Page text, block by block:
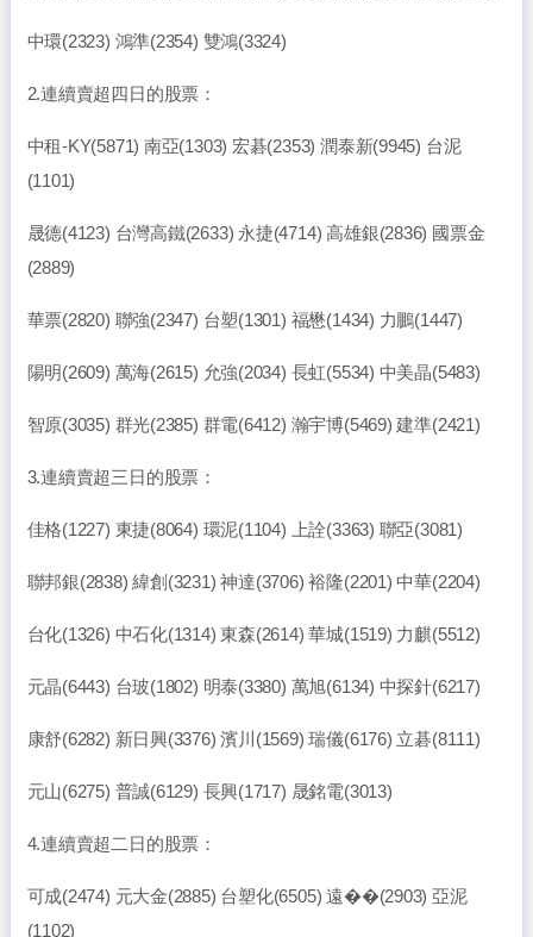
中環(2323) 鴻準(2354) 雙鴻(3324)
2.連續賣超四日的股票：
中租-KY(5871) 南亞(1303) 宏碁(2353) 潤泰新(9945) 台泥
(1101)
晟德(4123) 台灣高鐵(2633) 永捷(4714) 高雄銀(2836) 國票金
(2889)
華票(2820) 聯強(2347) 台塑(1301) 福懋(1434) 力鵬(1447)
陽明(2609) 萬海(2615) 允強(2034) 長虹(5534) 中美晶(5483)
智原(3035) 群光(2385) 群電(6412) 瀚宇博(5469) 建準(2421)
3.連續賣超三日的股票：
佳格(1227) 東捷(8064) 環泥(1104) 上詮(3363) 聯亞(3081)
聯邦銀(2838) 緯創(3231) 神達(3706) 裕隆(2201) 中華(2204)
台化(1326) 中石化(1314) 東森(2614) 華城(1519) 力麒(5512)
元晶(6443) 台玻(1802) 明泰(3380) 萬旭(6134) 中探針(6217)
康舒(6282) 新日興(3376) 濱川(1569) 瑞儀(6176) 立碁(8111)
元山(6275) 普誠(6129) 長興(1717) 晟銘電(3013)
4.連續賣超二日的股票：
可成(2474) 元大金(2885) 台塑化(6505) 遠��(2903) 亞泥
(1102)